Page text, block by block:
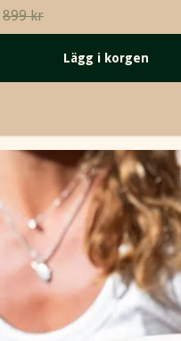
899 kr
Lägg i korgen